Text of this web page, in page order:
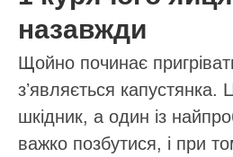
назавжди
Щойно починає
зʼявляється капустянка.
шкідник, а один із
важко позбутися, і при